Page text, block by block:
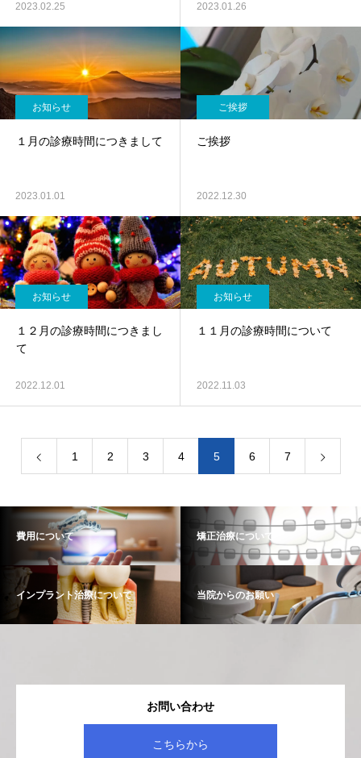
2023.02.25 2023.01.26
お知らせ
１月の診療時間につきまして
2023.01.01
ご挨拶
ご挨拶
2022.12.30
お知らせ
１２月の診療時間につきまし
て
2022.12.01
お知らせ
１１月の診療時間について
2022.11.03
1 2 3 4 5 6 7
費用について 矯正治療について
インプラント治療について 当院からのお願い
お問い合わせ
こちらから